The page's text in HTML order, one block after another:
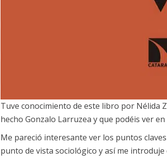
Tuve conocimiento de este libro por Nélida
hecho Gonzalo Larruzea y que podéis ver en
Me pareció interesante ver los puntos
punto de vista sociológico y así me introduje